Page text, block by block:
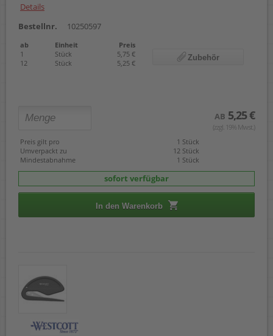
Details
Bestellnr.
10250597
ab Einheit
Preis
1
Stück
5,75 €
12
Stück 5,25 €
Zubehör
AB 5,25 €
(zzgl. 19% Mwst.)
Preis gilt pro
1 Stück
Umverpackt zu
12 Stück
Mindestabnahme
1 Stück
sofort verfügbar
In den Warenkorb